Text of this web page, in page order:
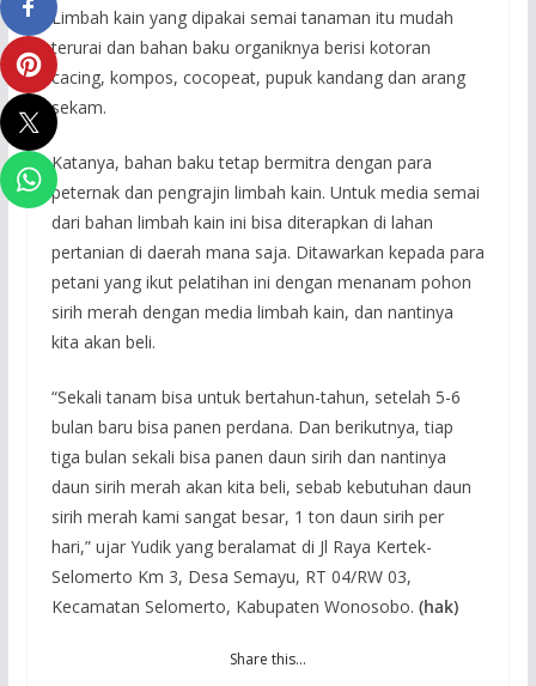
Limbah kain yang dipakai semai tanaman itu mudah
terurai dan bahan baku organiknya berisi kotoran
cacing, kompos, cocopeat, pupuk kandang dan arang
sekam.
Katanya, bahan baku tetap bermitra dengan para
peternak dan pengrajin limbah kain. Untuk media semai
dari bahan limbah kain ini bisa diterapkan di lahan
pertanian di daerah mana saja. Ditawarkan kepada para
petani yang ikut pelatihan ini dengan menanam pohon
sirih merah dengan media limbah kain, dan nantinya
kita akan beli.
“Sekali tanam bisa untuk bertahun-tahun, setelah 5-6
bulan baru bisa panen perdana. Dan berikutnya, tiap
tiga bulan sekali bisa panen daun sirih dan nantinya
daun sirih merah akan kita beli, sebab kebutuhan daun
sirih merah kami sangat besar, 1 ton daun sirih per
hari,” ujar Yudik yang beralamat di Jl Raya Kertek-
Selomerto Km 3, Desa Semayu, RT 04/RW 03,
Kecamatan Selomerto, Kabupaten Wonosobo. (hak)
Share this…